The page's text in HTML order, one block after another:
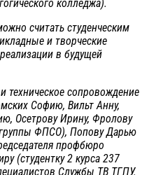
колледжа).
считать студенческим
и творческие
в будущей
техническое сопровождение
Софию, Вильт Анну,
Осетрову Ирину, Фролову
ФПСО), Попову Дарью
профбюро
(студентку 2 курса 237
Службы ТВ ТГПУ.